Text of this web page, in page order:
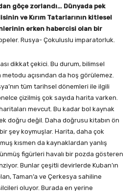
göçe zorlandı… Dünyada pek
ve Kırım Tatarlarının kitlesel
erken habercisi olan bir
Rusya- Çokuluslu imparatorluk.
dikkat çekici. Bu durum, bilimsel
açısından da hoş görülemez.
tüm tarihsel dönemleri ile ilgili
çizilmiş çok sayıda harita varken.
mevcut. Bu kadar bol kaynak
doğru değil. Daha doğrusu kitabın ön
şey koymuşlar. Harita, daha çok
kısmen da kaynaklardan yanlış
figürleri havalı bir pozda gösteren
Bunlar çeşitli devirlerde Kuban’ın
Taman’a ve Çerkesya sahiline
oluyor. Burada en yerine